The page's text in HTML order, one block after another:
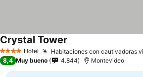
4 EstrellasHotel Habitaciones con cautivadoras
Crystal Tower
8,4 Muy bueno 4.844 Montevideo